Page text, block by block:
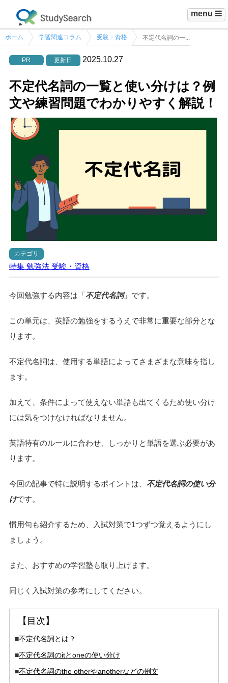
menu
ホーム 学習関連コラム 受験・資格 不定代名詞の一...
PR 更新日 2025.10.27
不定代名詞の一覧と使い分けは？例
文や練習問題でわかりやすく解説！
カテゴリ
特集 勉強法 受験・資格
今回勉強する内容は「不定代名詞」です。
この単元は、英語の勉強をするうえで非常に重要な部分とな
ります。
不定代名詞は、使用する単語によってさまざまな意味を指し
ます。
加えて、条件によって使えない単語も出てくるため使い分け
には気をつけなければなりません。
英語特有のルールに合わせ、しっかりと単語を選ぶ必要があ
ります。
今回の記事で特に説明するポイントは、 不定代名詞の使い分
けです。
慣用句も紹介するため、入試対策で1つずつ覚えるようにし
ましょう。
また、おすすめの学習塾も取り上げます。
同じく入試対策の参考にしてください。
【目次】
■不定代名詞とは？
■不定代名詞のitとoneの使い分け
■不定代名詞のthe otherやanotherなどの例文